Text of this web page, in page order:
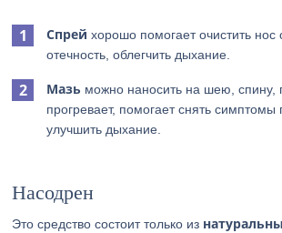
Спрей хорошо помогает очистить нос
отечность, облегчить дыхание.
Мазь можно наносить на шею, спину,
прогревает, помогает снять симптомы
улучшить дыхание.
Насодрен
Это средство состоит только из